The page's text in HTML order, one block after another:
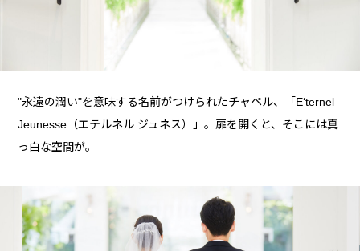
"永遠の潤い"を意味する名前がつけられたチャペル、「E‘ternel
Jeunesse（エテルネル ジュネス）」。扉を開くと、そこには真
っ白な空間が。